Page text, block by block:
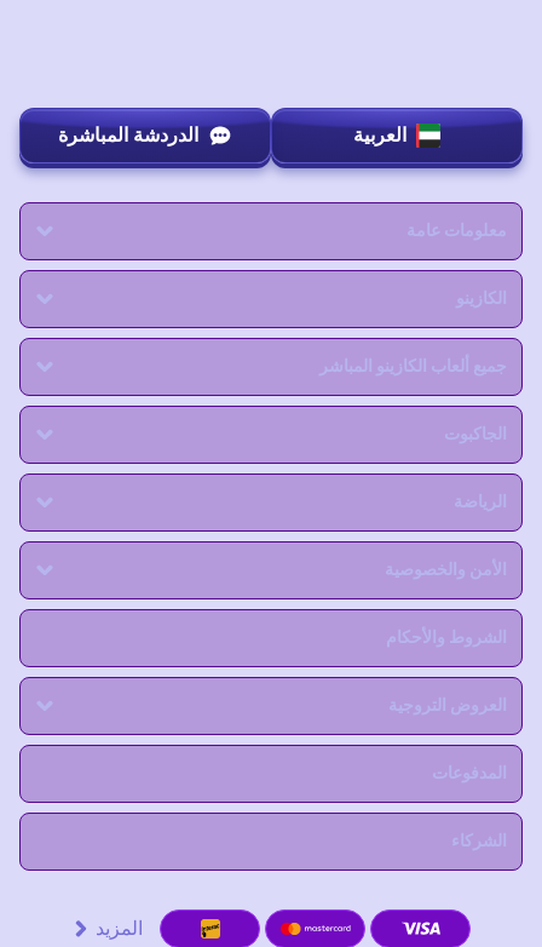
العربية الدردشة المباشرة
معلومات عامة
الكازينو
جميع ألعاب الكازينو المباشر
الجاكبوت
الرياضة
الأمن والخصوصية
الشروط والأحكام
العروض التروجية
المدفوعات
الشركاء
المزيد